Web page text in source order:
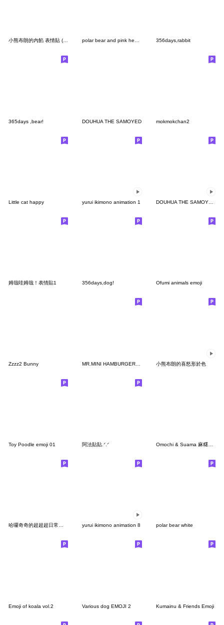
小熊布朗的內餡 表情貼 (revised) polar bear and pink heart 5 356days,rabbit
365days ,bear! DOUHUA THE SAMOYED mokmokchan2
Little cat happy yurui ikimono animation 1 DOUHUA THE SAMOYED AUTUMN
姆哉哇姆哉！表情貼1 356days,dog! Ofumi animals emoji
Zzzz2 Bunny 小熊布朗的喜怒形於色
Toy Poodle emoji 01 阿法貼貼.ᐟ‪.ᐟ Omochi & Suama 麻糬人仙女錶情符號
哈囉奇奇的超超超日常表情貼! yurui ikimono animation 8 polar bear white
Emoji of koala vol.2 Various dog EMOJI 2 Kumainu & Friends Emoji